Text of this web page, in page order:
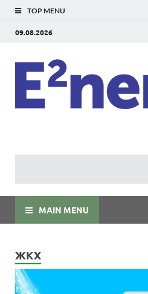
TOP MENU
09.08.2026
MAIN MENU
ЖКХ